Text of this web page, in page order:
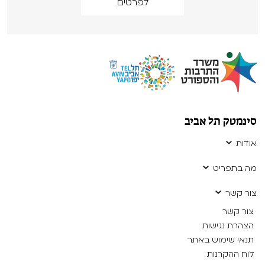
סינמטק תל אביב
אודות
מה בתפריט
צור קשר
צור קשר
הצהרת נגישות
תנאי שימוש באתר
לוח ההקרנות